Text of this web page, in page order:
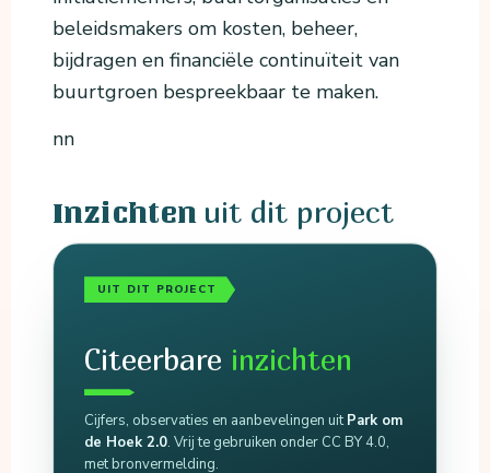
beleidsmakers om kosten, beheer,
bijdragen en financiële continuïteit van
buurtgroen bespreekbaar te maken.
nn
Inzichten uit dit project
UIT DIT PROJECT
Citeerbare inzichten
Cijfers, observaties en aanbevelingen uit Park om
de Hoek 2.0. Vrij te gebruiken onder CC BY 4.0,
met bronvermelding.